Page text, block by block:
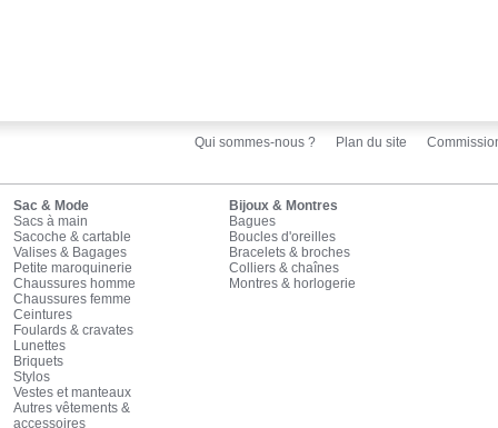
Qui sommes-nous ? Plan du site
Sac & Mode
Sacs à main
Sacoche & cartable
Valises & Bagages
Petite maroquinerie
Chaussures homme
Chaussures femme
Ceintures
Foulards & cravates
Lunettes
Briquets
Stylos
Vestes et manteaux
Autres vêtements &
accessoires
Bijoux & Montres
Bagues
Boucles d'oreilles
Bracelets & broches
Colliers & chaînes
Montres & horlogerie